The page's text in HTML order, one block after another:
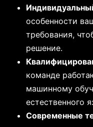
особенности
требования,
решение.
команде
машинному
естественного
Современные